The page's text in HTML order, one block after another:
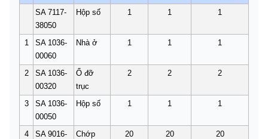
SA 7117-
38050
Hộp số 1 1 1
1
SA 1036-
00060
Nhà ở 1 1 1
2
SA 1036-
00320
Ổ đỡ
trục
2 2 2
3
SA 1036-
00050
Hộp số 1 1 1
4
SA 9016-
Chớp 20 20 20